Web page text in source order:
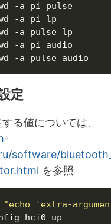
$ sudo gpasswd -a pi pulse
定
る値については、
software/
を参照
"echo 'extra-